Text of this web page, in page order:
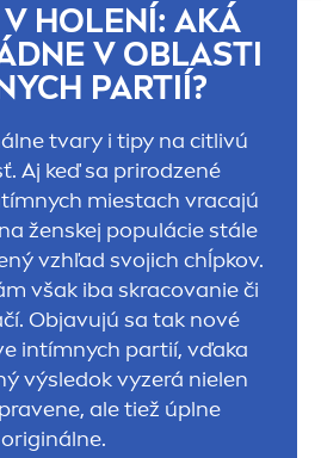
HOLENÍ: AKÁ
V OBLASTI
PARTIÍ?
tvary i tipy na citlivú
Aj keď sa prirodzené
miestach vracajú
ženskej populácie stále
vzhľad svojich chĺpkov.
však iba skracovanie či
Objavujú sa tak nové
intímnych partií, vďaka
výsledok vyzerá nielen
ale tiež úplne
originálne.